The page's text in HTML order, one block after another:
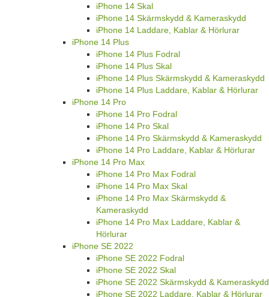
iPhone 14 Skal
iPhone 14 Skärmskydd & Kameraskydd
iPhone 14 Laddare, Kablar & Hörlurar
iPhone 14 Plus
iPhone 14 Plus Fodral
iPhone 14 Plus Skal
iPhone 14 Plus Skärmskydd & Kameraskydd
iPhone 14 Plus Laddare, Kablar & Hörlurar
iPhone 14 Pro
iPhone 14 Pro Fodral
iPhone 14 Pro Skal
iPhone 14 Pro Skärmskydd & Kameraskydd
iPhone 14 Pro Laddare, Kablar & Hörlurar
iPhone 14 Pro Max
iPhone 14 Pro Max Fodral
iPhone 14 Pro Max Skal
iPhone 14 Pro Max Skärmskydd &
Kameraskydd
iPhone 14 Pro Max Laddare, Kablar &
Hörlurar
iPhone SE 2022
iPhone SE 2022 Fodral
iPhone SE 2022 Skal
iPhone SE 2022 Skärmskydd & Kameraskydd
iPhone SE 2022 Laddare, Kablar & Hörlurar